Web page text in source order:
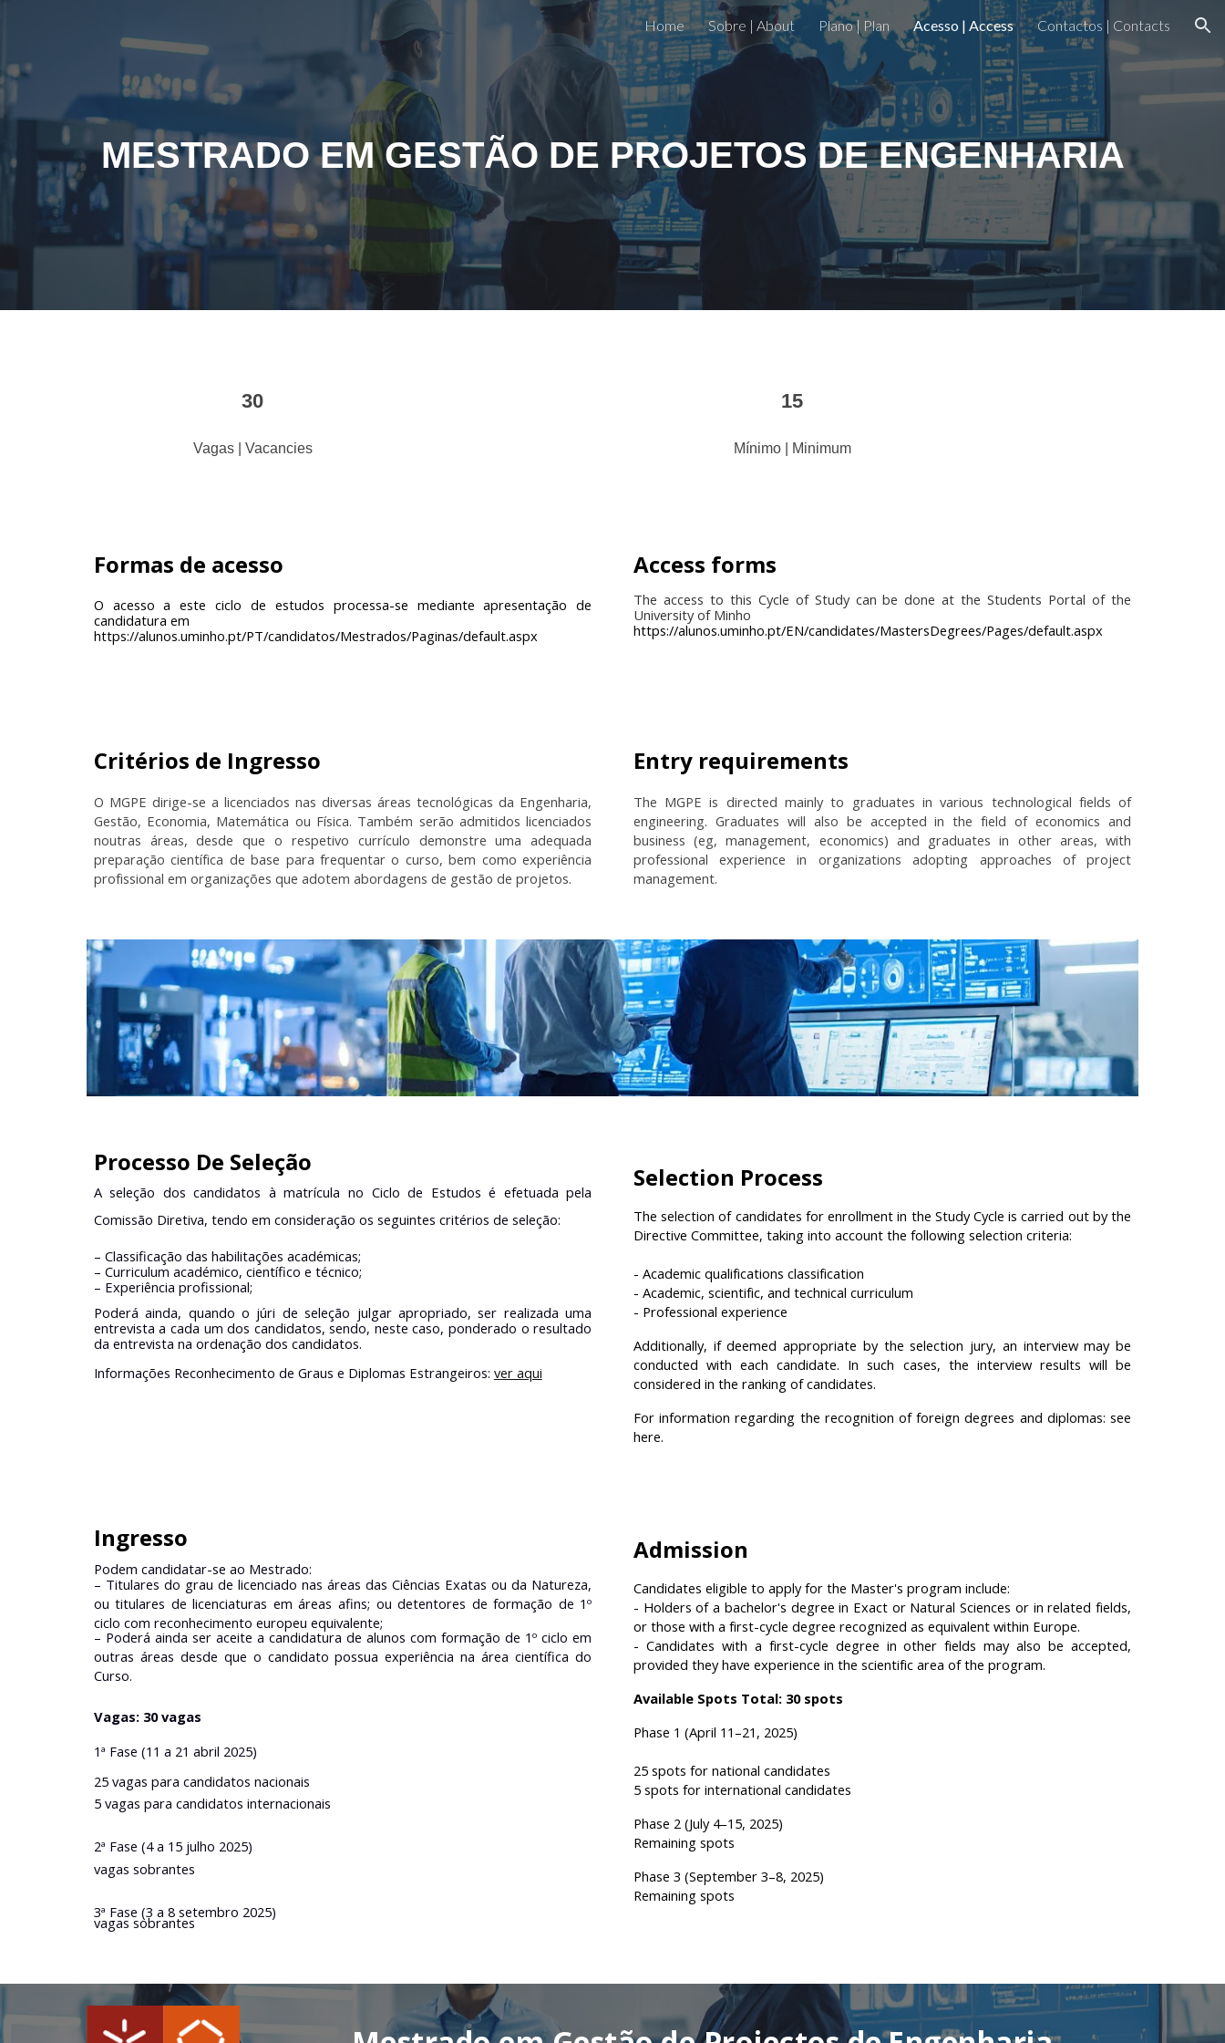
Skip to main content Skip to navigation
Home Sobre | About Plano | Plan Acesso | Access Contactos | Contacts
MESTRADO EM GESTÃO DE PROJETOS DE ENGENHARIA
30
Vagas | Vacancies
15
Mínimo| Minimum
Formas de acesso
O acesso a este ciclo de estudos processa-se mediante apresentação de
candidatura em
https://alunos.uminho.pt/PT/candidatos/Mestrados/Paginas/default.aspx
Access forms
The access to this Cycle of Study can be done at the Students Portal of the
University of Minho
https://alunos.uminho.pt/EN/candidates/MastersDegrees/Pages/default.aspx
Critérios de Ingresso
O MGPE dirige-se a licenciados nas diversas áreas tecnológicas da Engenharia,
Gestão, Economia, Matemática ou Física. Também serão admitidos licenciados
noutras áreas, desde que o respetivo currículo demonstre uma adequada
preparação científica de base para frequentar o curso, bem como experiência
profissional em organizações que adotem abordagens de gestão de projetos.
Entry requirements
The MGPE is directed mainly to graduates in various technological fields of
engineering. Graduates will also be accepted in the field of economics and
business (eg, management, economics) and graduates in other areas, with
professional experience in organizations adopting approaches of project
management.
Processo De Seleção
A seleção dos candidatos à matrícula no Ciclo de Estudos é efetuada pela
Comissão Diretiva, tendo em consideração os seguintes critérios de seleção:
– Classificação das habilitações académicas;
– Curriculum académico, científico e técnico;
– Experiência profissional;
Poderá ainda, quando o júri de seleção julgar apropriado, ser realizada uma
entrevista a cada um dos candidatos, sendo, neste caso, ponderado o resultado
da entrevista na ordenação dos candidatos.
Informações Reconhecimento de Graus e Diplomas Estrangeiros: ver aqui
Selection Process
The selection of candidates for enrollment in the Study Cycle is carried out by the
Directive Committee, taking into account the following selection criteria:
- Academic qualifications classification
- Academic, scientific, and technical curriculum
- Professional experience
Additionally, if deemed appropriate by the selection jury, an interview may be
conducted with each candidate. In such cases, the interview results will be
considered in the ranking of candidates.
For information regarding the recognition of foreign degrees and diplomas: see
here.
Ingresso
Podem candidatar-se ao Mestrado:
– Titulares do grau de licenciado nas áreas das Ciências Exatas ou da Natureza,
ou titulares de licenciaturas em áreas afins; ou detentores de formação de 1º
ciclo com reconhecimento europeu equivalente;
– Poderá ainda ser aceite a candidatura de alunos com formação de 1º ciclo em
outras áreas desde que o candidato possua experiência na área científica do
Curso.
Vagas: 30 vagas
1ª Fase (11 a 21 abril 2025)
25 vagas para candidatos nacionais
5 vagas para candidatos internacionais
2ª Fase (4 a 15 julho 2025)
vagas sobrantes
3ª Fase (3 a 8 setembro 2025)
vagas sobrantesSaber Mai
Admission
Candidates eligible to apply for the Master's program include:
- Holders of a bachelor's degree in Exact or Natural Sciences or in related fields,
or those with a first-cycle degree recognized as equivalent within Europe.
- Candidates with a first-cycle degree in other fields may also be accepted,
provided they have experience in the scientific area of the program.
Available Spots Total: 30 spots
Phase 1 (April 11–21, 2025)
25 spots for national candidates
5 spots for international candidates
Phase 2 (July 4–15, 2025)
Remaining spots
Phase 3 (September 3–8, 2025)
Remaining spots